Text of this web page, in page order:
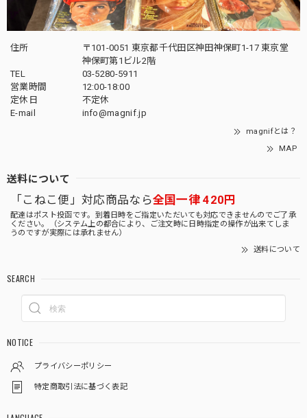
住所
〒101-0051 東京都千代田区神田神保町1-17 東京堂
神保町第1ビル2階
TEL
03-5280-5911
営業時間
12:00-18:00
定休日
不定休
E-mail
info@magnif.jp
magnifとは？
MAP
送料について
「こねこ便」対応商品なら全国一律 420円
配達はポスト投函です。到着日時をご指定いただいても対応できませんのでご了承
ください。（システム上の都合により、ご注文時に日時指定の操作が出来てしま
うのですが実際には承れません）
送料について
SEARCH
NOTICE
プライバシーポリシー
特定商取引法に基づく表記